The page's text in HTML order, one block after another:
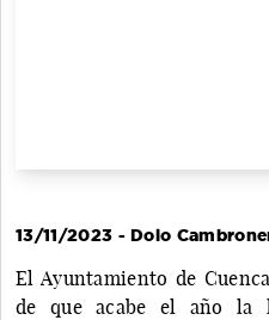
13/11/2023 - Dolo
El Ayuntamiento de
de que acabe el año la